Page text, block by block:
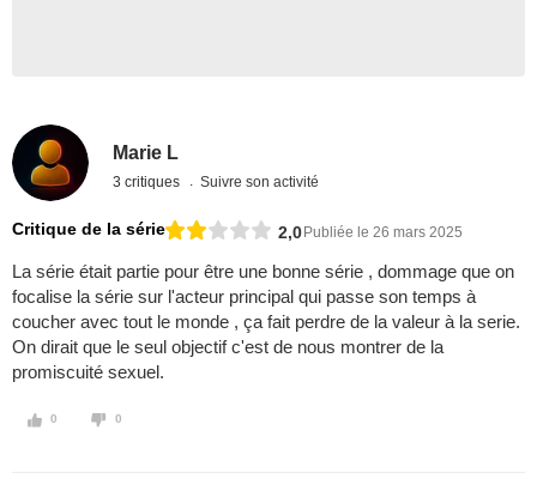
Marie L
3 critiques Suivre son activité
Critique de la série 2,0Publiée le 26 mars 2025
La série était partie pour être une bonne série , dommage que on
focalise la série sur l'acteur principal qui passe son temps à
coucher avec tout le monde , ça fait perdre de la valeur à la serie.
On dirait que le seul objectif c'est de nous montrer de la
promiscuité sexuel.
0 0